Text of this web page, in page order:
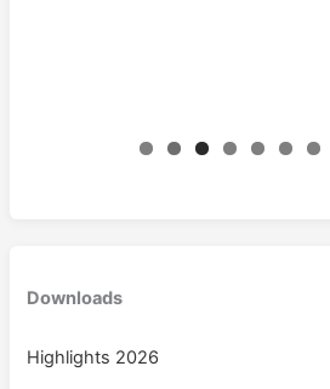
Downloads
Highlights 2026